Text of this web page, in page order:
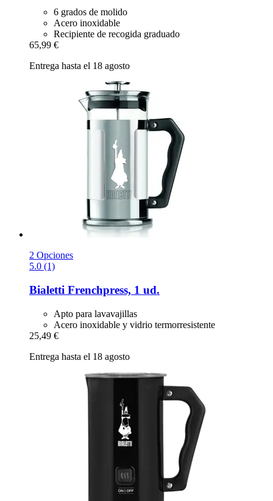
6 grados de molido
Acero inoxidable
Recipiente de recogida graduado
65,99 €
Entrega hasta el 18 agosto
2 Opciones
5.0 (1)
Bialetti Frenchpress, 1 ud.
Apto para lavavajillas
Acero inoxidable y vidrio termorresistente
25,49 €
Entrega hasta el 18 agosto